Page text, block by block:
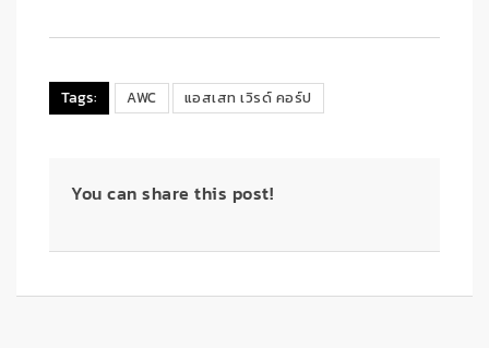
Tags: AWC แอสเสท เวิรด์ คอร์ป
You can share this post!